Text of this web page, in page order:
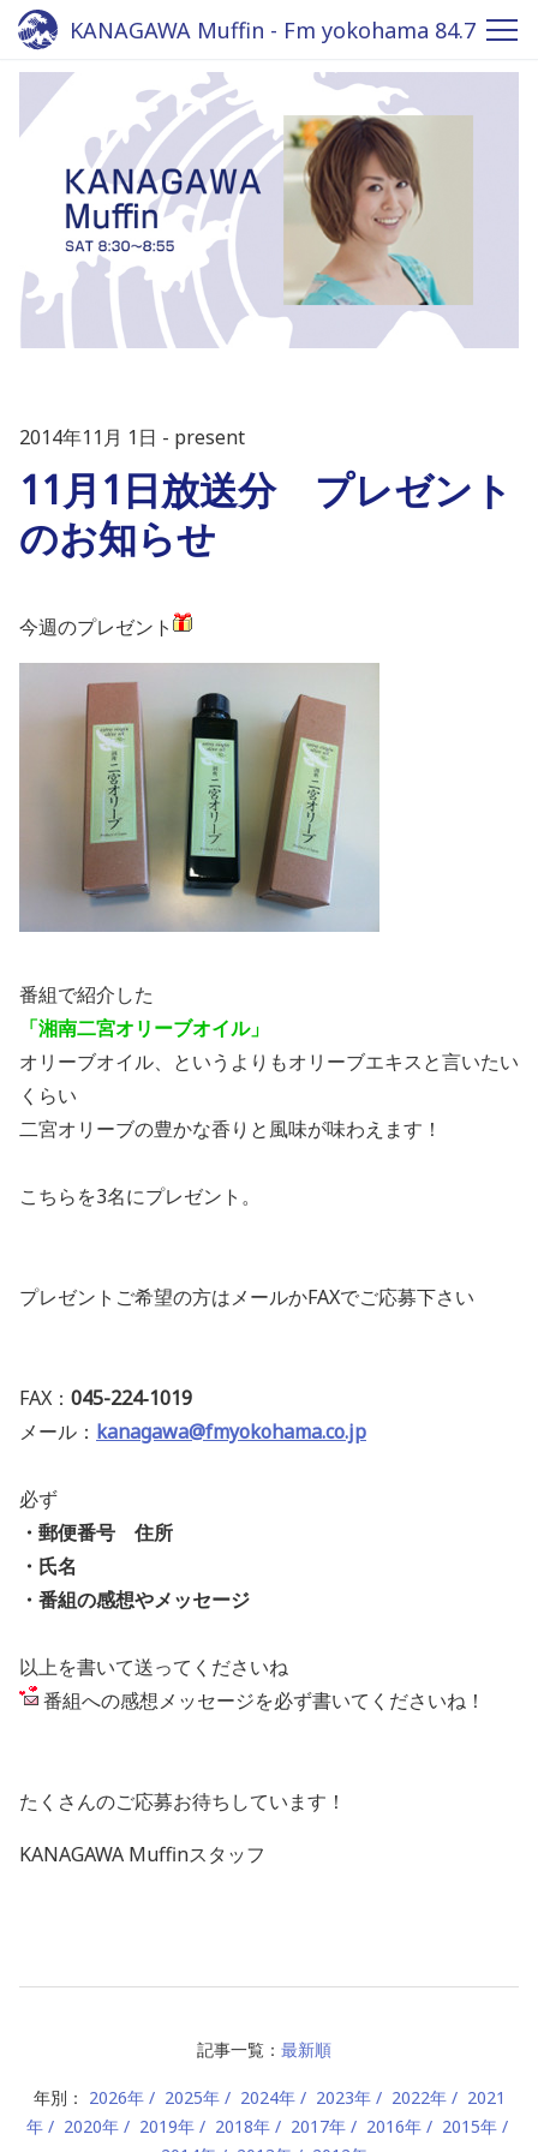
KANAGAWA Muffin - Fm yokohama 84.7
2014年11月 1日 present
11月1日放送分 プレゼント
のお知らせ
今週のプレゼント
番組で紹介した
「湘南二宮オリーブオイル」
オリーブオイル、というよりもオリーブエキスと言いたい
くらい
二宮オリーブの豊かな香りと風味が味わえます！
こちらを3名にプレゼント。
プレゼントご希望の方はメールかFAXでご応募下さい
FAX： 045-224‐1019
メール： kanagawa@fmyokohama.co.jp
必ず
・郵便番号 住所
・氏名
・番組の感想やメッセージ
以上を書いて送ってくださいね
番組への感想メッセージを必ず書いてくださいね！
たくさんのご応募お待ちしています！
KANAGAWA Muffinスタッフ
記事一覧： 最新順
年別： 2026年 2025年 2024年 2023年 2022年
2021
年
2020年 2019年 2018年 2017年 2016年
2015年